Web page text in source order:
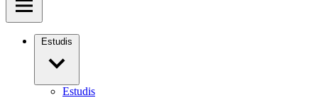
Estudis
Estudis